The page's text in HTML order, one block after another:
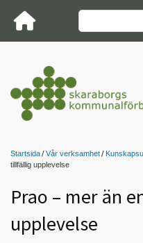
Startsida Vår verksamhet
tillfällig upplevelse
Prao – mer än
upplevelse